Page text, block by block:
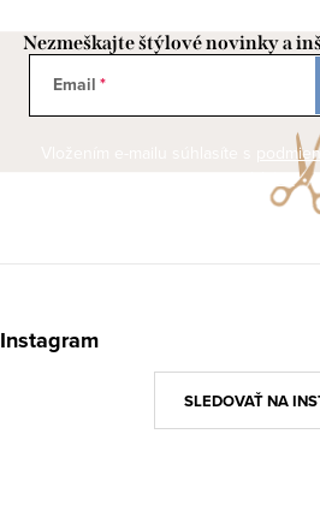
Nezmeškajte štýlové novinky a
Email
údajov
áInstagram
SLEDOVAŤ NA